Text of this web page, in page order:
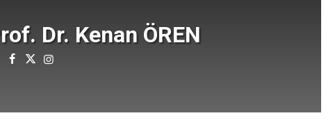
Dr. Kenan ÖREN